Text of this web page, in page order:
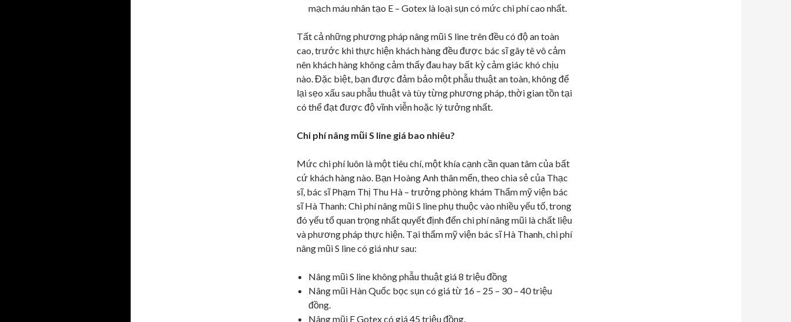
mạch máu nhân tạo E – Gotex là loại sụn có mức chi phí cao nhất.
Tất cả những phương pháp nâng mũi S line trên đều có độ an toàn
cao, trước khi thực hiện khách hàng đều được bác sĩ gây tê vô cảm
nên khách hàng không cảm thấy đau hay bất kỳ cảm giác khó chịu
nào. Đặc biệt, bạn được đảm bảo một phẫu thuật an toàn, không để
lại sẹo xấu sau phẫu thuật và tùy từng phương pháp, thời gian tồn tại
có thể đạt được độ vĩnh viễn hoặc lý tưởng nhất.
Chi phí nâng mũi S line giá bao nhiêu?
Mức chi phí luôn là một tiêu chí, một khía cạnh cần quan tâm của bất
cứ khách hàng nào. Bạn Hoàng Anh thân mến, theo chia sẻ của Thạc
sĩ, bác sĩ Phạm Thị Thu Hà – trưởng phòng khám Thẩm mỹ viện bác
sĩ Hà Thanh: Chi phí nâng mũi S line phụ thuộc vào nhiều yếu tố, trong
đó yếu tố quan trọng nhất quyết định đến chi phí nâng mũi là chất liệu
và phương pháp thực hiện. Tại thẩm mỹ viện bác sĩ Hà Thanh, chi phí
nâng mũi S line có giá như sau:
Nâng mũi S line không phẫu thuật giá 8 triệu đồng
Nâng mũi Hàn Quốc bọc sụn có giá từ 16 – 25 – 30 – 40 triệu
đồng.
Nâng mũi E Gotex có giá 45 triệu đồng.